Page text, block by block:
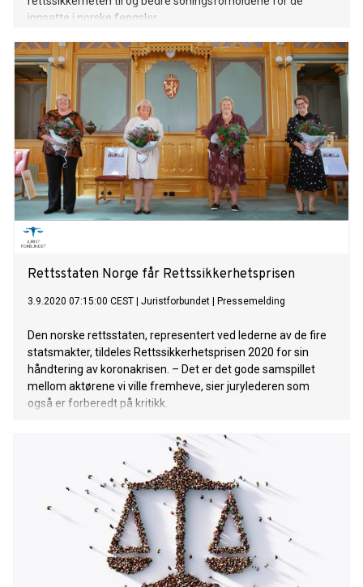
innsatte i norske fengsler.
Rettsstaten Norge får Rettssikkerhetsprisen
3.9.2020 07:15:00 CEST Juristforbundet Pressemelding
Den norske rettsstaten, representert ved lederne av de fire
statsmakter, tildeles Rettssikkerhetsprisen 2020 for sin
håndtering av koronakrisen. – Det er det gode samspillet
mellom aktørene vi ville fremheve, sier jurylederen som
også er forberedt på kritikk.